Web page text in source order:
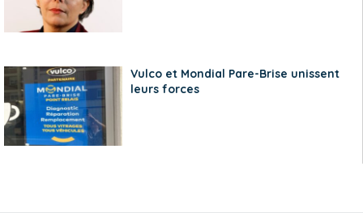
Vulco et Mondial Pare-Brise unissent
leurs forces